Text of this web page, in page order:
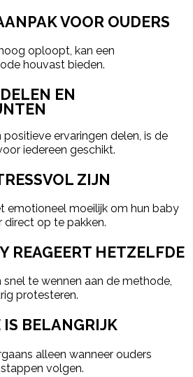
VOOR OUDERS
oploopt, kan een
houvast bieden.
EN
ervaringen delen, is de
iedereen geschikt.
ZIJN
emotioneel moeilijk om hun baby
direct op te pakken.
REAGEERT HETZELFDE
snel te wennen aan de methode,
protesteren.
BELANGRIJK
alleen wanneer ouders
volgen.